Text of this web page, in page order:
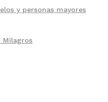
y personas mayores
Milagros